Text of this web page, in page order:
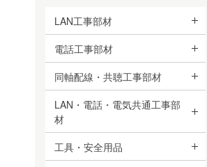
LAN工事部材
電話工事部材
同軸配線・共聴工事部材
LAN・電話・電気共通工事部
材
工具・安全用品